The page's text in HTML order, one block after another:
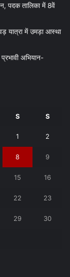
पदक तालिका में 8वें
यात्रा में उमड़ा आस्था
अभियान-
S S
1 2
8 9
15 16
22 23
29 30